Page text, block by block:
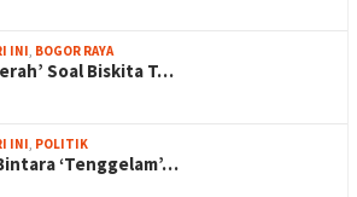
INI, BOGOR RAYA
Soal Biskita T…
INI, POLITIK
‘Tenggelam’…